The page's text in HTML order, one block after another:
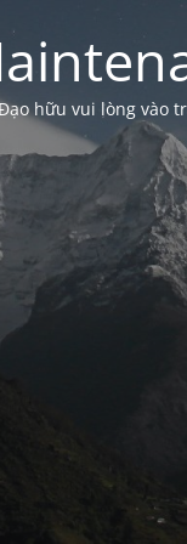
hữu vui lòng vào